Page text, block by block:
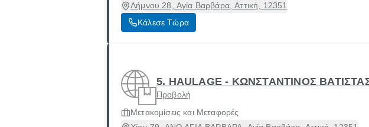
Λήμνου 28, Αγία Βαρβάρα, Αττική, 12351
Κάλεσε Τώρα
5. HAULAGE - ΚΩΝΣΤΑΝΤΙΝΟΣ
Προβολή
Μετακομίσεις και Μεταφορές